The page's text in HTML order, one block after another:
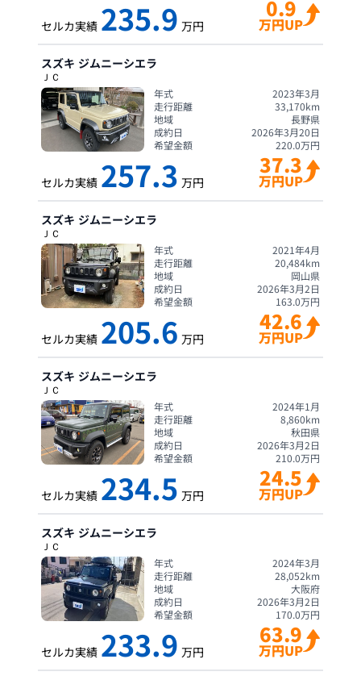
セルカ実績 235.9 万円
0.9
万円UP
スズキ ジムニーシエラ
ＪＣ
年式
2023年3月
走行距離
33,170km
地域
長野県
成約日
2026年3月20日
希望金額
220.0万円
セルカ実績 257.3 万円
37.3
万円UP
スズキ ジムニーシエラ
ＪＣ
年式
2021年4月
走行距離
20,484km
地域
岡山県
成約日
2026年3月2日
希望金額
163.0万円
セルカ実績 205.6 万円
42.6
万円UP
スズキ ジムニーシエラ
ＪＣ
年式
2024年1月
走行距離
8,860km
地域
秋田県
成約日
2026年3月2日
希望金額
210.0万円
セルカ実績 234.5 万円
24.5
万円UP
スズキ ジムニーシエラ
ＪＣ
年式
2024年3月
走行距離
28,052km
地域
大阪府
成約日
2026年3月2日
希望金額
170.0万円
セルカ実績 233.9 万円
63.9
万円UP